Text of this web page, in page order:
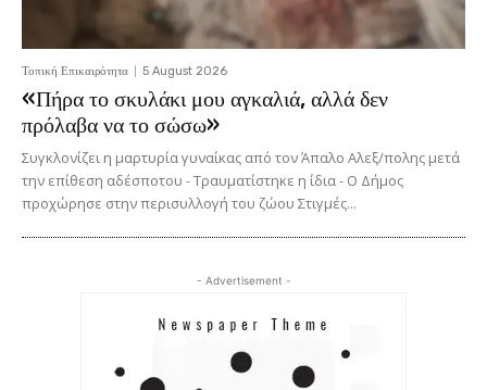
Τοπική Επικαιρότητα 5 August 2026
«Πήρα το σκυλάκι μου αγκαλιά, αλλά δεν
πρόλαβα να το σώσω»
Συγκλονίζει η μαρτυρία γυναίκας από τον Άπαλο Αλεξ/πολης μετά
την επίθεση αδέσποτου - Τραυματίστηκε η ίδια - Ο Δήμος
προχώρησε στην περισυλλογή του ζώου Στιγμές...
- Advertisement -